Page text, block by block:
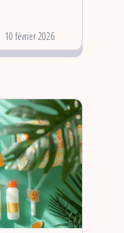
10 février 2026